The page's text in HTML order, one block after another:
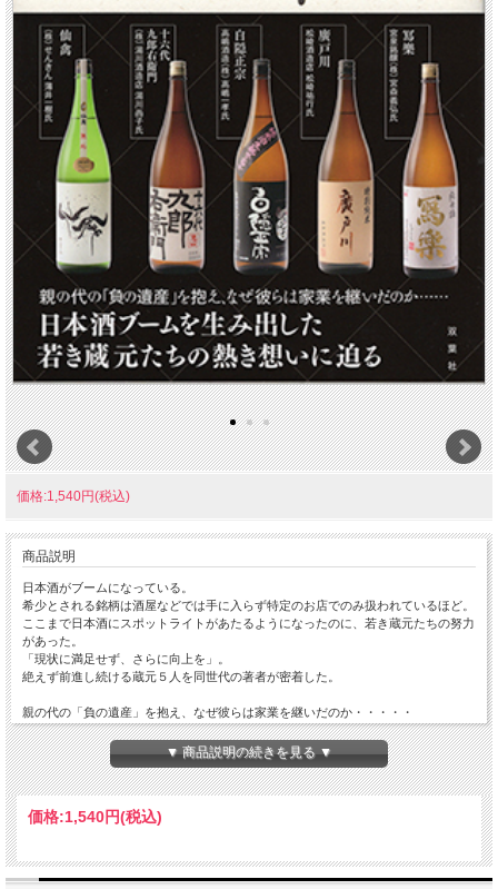
価格:1,540円(税込)
商品説明
日本酒がブームになっている。
希少とされる銘柄は酒屋などでは手に入らず特定のお店でのみ扱われているほど。
ここまで日本酒にスポットライトがあたるようになったのに、若き蔵元たちの努力
があった。
「現状に満足せず、さらに向上を」。
絶えず前進し続ける蔵元５人を同世代の著者が密着した。
親の代の「負の遺産」を抱え、なぜ彼らは家業を継いだのか・・・・・
日本酒ブームを生み出した若き蔵元たちの熱き想いに迫る
■本に登場する５つの蔵元
・冩樂 宮泉銘醸株式会社
・白隠正宗 高嶋酒造株式会社
▼ 商品説明の続きを見る ▼
価格:1,540円(税込)